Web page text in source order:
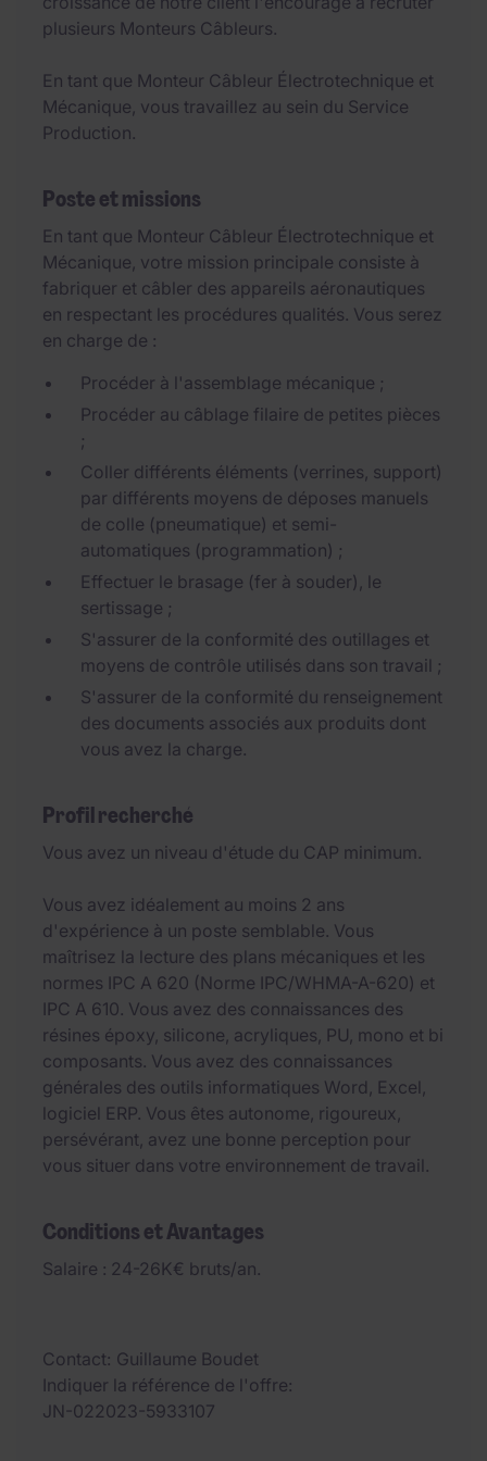
plusieurs Monteurs Câbleurs.
En tant que Monteur Câbleur Électrotechnique et
Mécanique, vous travaillez au sein du Service
Production.
Poste et missions
En tant que Monteur Câbleur Électrotechnique et
Mécanique, votre mission principale consiste à
fabriquer et câbler des appareils aéronautiques
en respectant les procédures qualités. Vous serez
en charge de :
Procéder à l'assemblage mécanique ;
Procéder au câblage filaire de petites pièces
;
Coller différents éléments (verrines, support)
par différents moyens de déposes manuels
de colle (pneumatique) et semi-
automatiques (programmation) ;
Effectuer le brasage (fer à souder), le
sertissage ;
S'assurer de la conformité des outillages et
moyens de contrôle utilisés dans son travail ;
S'assurer de la conformité du renseignement
des documents associés aux produits dont
vous avez la charge.
Profil recherché
Vous avez un niveau d'étude du CAP minimum.
Vous avez idéalement au moins 2 ans
d'expérience à un poste semblable. Vous
maîtrisez la lecture des plans mécaniques et les
normes IPC A 620 (Norme IPC/WHMA-A-620) et
IPC A 610. Vous avez des connaissances des
résines époxy, silicone, acryliques, PU, mono et bi
composants. Vous avez des connaissances
générales des outils informatiques Word, Excel,
logiciel ERP. Vous êtes autonome, rigoureux,
persévérant, avez une bonne perception pour
vous situer dans votre environnement de travail.
Conditions et Avantages
Salaire : 24-26K€ bruts/an.
Contact Guillaume Boudet
Indiquer la référence de l'offre
JN-022023-5933107